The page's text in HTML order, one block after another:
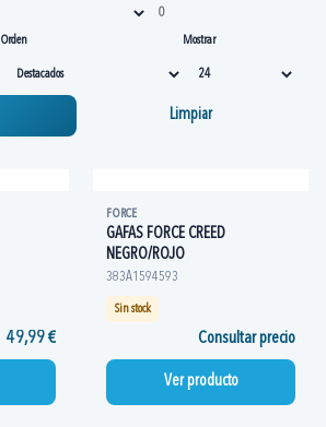
Orden Mostrar
Limpiar
49,99 €
FORCE
GAFAS FORCE CREED
NEGRO/ROJO
383A1594593
Sin stock
Consultar precio
Ver producto